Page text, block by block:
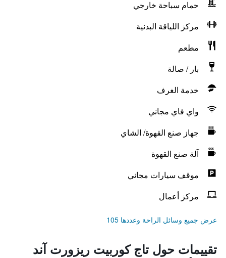
حمام سباحة خارجي
مركز اللياقة البدنية
مطعم
بار / صالة
خدمة الغرف
واي فاي مجاني
جهاز صنع القهوة/ الشاي
آلة صنع القهوة
موقف سيارات مجاني
مركز أعمال
عرض جميع وسائل الراحة وعددها 105
تقييمات حول تاج كوربيت ريزورت آند